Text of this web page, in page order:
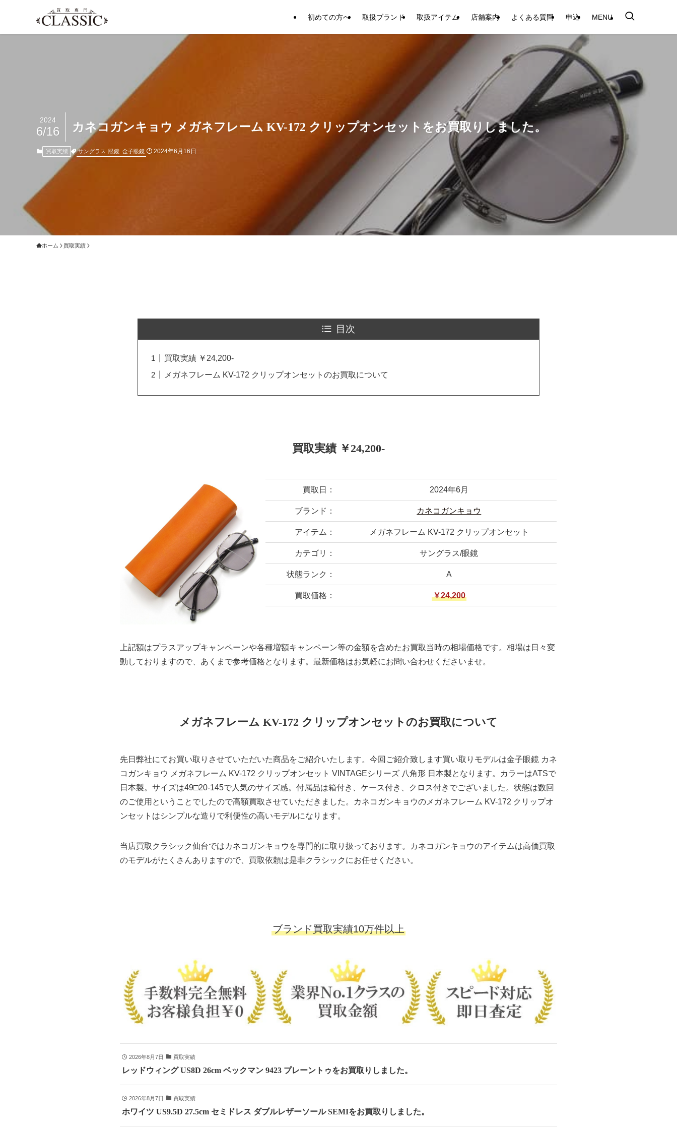
初めての方へ 取扱ブランド 取扱アイテム 店舗案内 よくある質問 申込 MENU
カネコガンキョウ メガネフレーム KV-172 クリップオンセットをお買取りしました。
2024
6/16
買取実績 サングラス 眼鏡 金子眼鏡 2024年6月16日
ホーム 買取実績
目次
買取実績 ￥24,200-
メガネフレーム KV-172 クリップオンセットのお買取について
買取実績 ￥24,200-
買取日： 2024年6月
ブランド： カネコガンキョウ
アイテム： メガネフレーム KV-172 クリップオンセット
カテゴリ： サングラス/眼鏡
状態ランク： A
買取価格： ￥24,200
上記額はプラスアップキャンペーンや各種増額キャンペーン等の金額を含めたお買取当時の相場価格です。相場は日々変
動しておりますので、あくまで参考価格となります。最新価格はお気軽にお問い合わせくださいませ。
メガネフレーム KV-172 クリップオンセットのお買取について
先日弊社にてお買い取りさせていただいた商品をご紹介いたします。今回ご紹介致します買い取りモデルは金子眼鏡 カネ
コガンキョウ メガネフレーム KV-172 クリップオンセット VINTAGEシリーズ 八角形 日本製となります。カラーはATSで
日本製。サイズは49□20-145で人気のサイズ感。付属品は箱付き、ケース付き、クロス付きでございました。状態は数回
のご使用ということでしたので高額買取させていただきました。カネコガンキョウのメガネフレーム KV-172 クリップオ
ンセットはシンプルな造りで利便性の高いモデルになります。
当店買取クラシック仙台ではカネコガンキョウを専門的に取り扱っております。カネコガンキョウのアイテムは高価買取
のモデルがたくさんありますので、買取依頼は是非クラシックにお任せください。
ブランド買取実績10万件以上
2026年8月7日 買取実績
レッドウィング US8D 26cm ベックマン 9423 プレーントゥをお買取りしました。
2026年8月7日 買取実績
ホワイツ US9.5D 27.5cm セミドレス ダブルレザーソール SEMIをお買取りしました。